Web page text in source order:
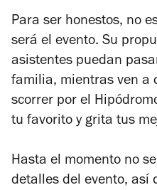
Para ser honestos, no
será el evento. Su
asistentes puedan
familia, mientras ven a
scorrer por el
tu favorito y grita tus
Hasta el momento no
detalles del evento, así